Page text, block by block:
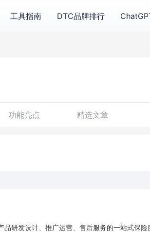
工具指南 DTC品牌排行
功能亮点 精选文章
品研发设计、推广运营、售后服务的一站式保险